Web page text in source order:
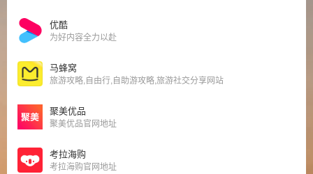
优酷
为好内容全力以赴
马蜂窝
旅游攻略,自由行,自助游攻略,旅游社交分享网站
聚美优品
聚美优品官网地址
考拉海购
考拉海购官网地址